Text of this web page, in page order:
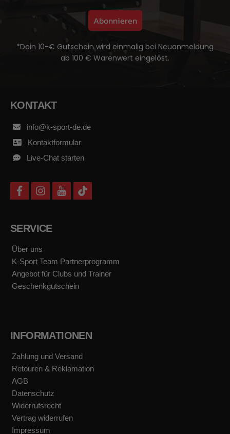
Abonnieren
*Dein 10-€ Gutschein wird einmalig bei Neuanmeldung
ab 100 € Warenwert eingelöst.
KONTAKT
info@k-sport-de.de
Kontaktformular
Live-Chat starten
f
a
b
o
k
i
n
a
g
m
y
o
t
i
SERVICE
Über uns
K-Sport Team Partnerprogramm
Angebot für Clubs und Trainer
Geschenkgutschein
INFORMATIONEN
Zahlung und Versand
Retouren & Reklamation
AGB
Datenschutz
Widerrufsrecht
Vertrag widerrufen
Impressum